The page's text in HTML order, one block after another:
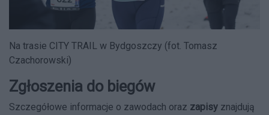
Na trasie CITY TRAIL w Bydgoszczy (fot. Tomasz
Czachorowski)
Zgłoszenia do biegów
Szczegółowe informacje o zawodach oraz zapisy znajdują